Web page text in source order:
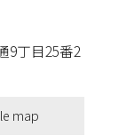
9丁目25番2
map